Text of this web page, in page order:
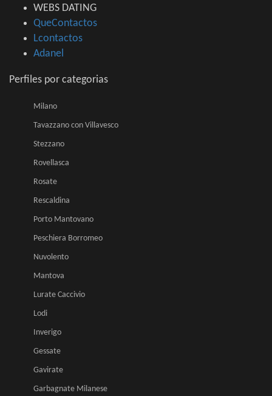
WEBS DATING
QueContactos
Lcontactos
Adanel
Perfiles por categorias
Milano
Tavazzano con Villavesco
Stezzano
Rovellasca
Rosate
Rescaldina
Porto Mantovano
Peschiera Borromeo
Nuvolento
Mantova
Lurate Caccivio
Lodi
Inverigo
Gessate
Gavirate
Garbagnate Milanese